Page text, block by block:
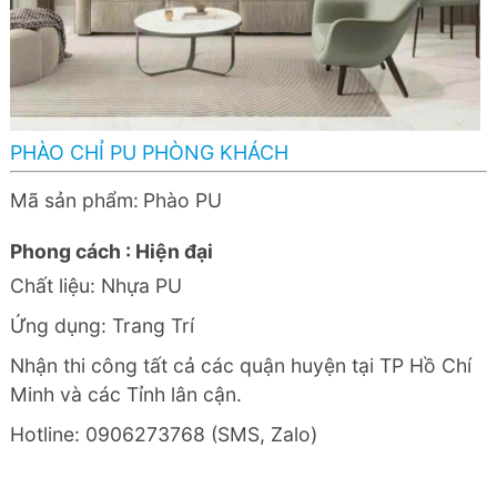
PHÀO CHỈ PU PHÒNG KHÁCH
Mã sản phẩm: Phào PU
Phong cách : Hiện đại
Chất liệu: Nhựa PU
Ứng dụng: Trang Trí
Nhận thi công tất cả các quận huyện tại TP Hồ Chí
Minh và các Tỉnh lân cận.
Hotline: 0906273768 (SMS, Zalo)